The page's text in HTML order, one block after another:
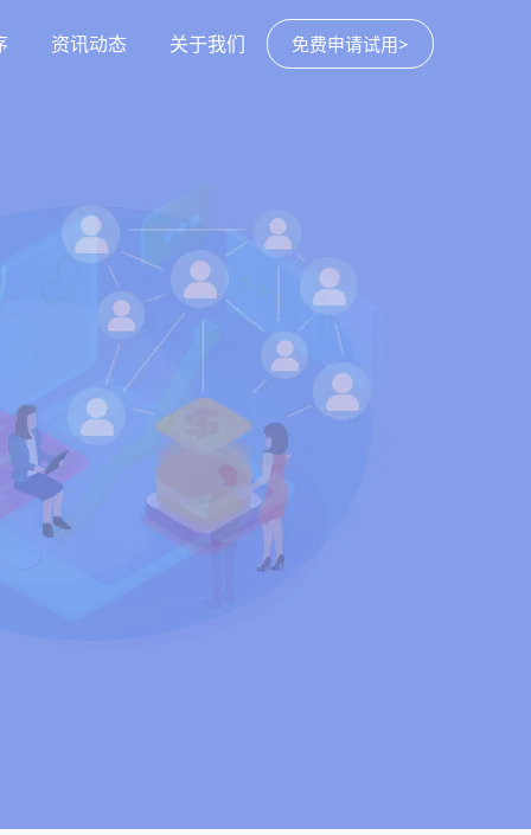
免费申请试用>
资讯动态 关于我们